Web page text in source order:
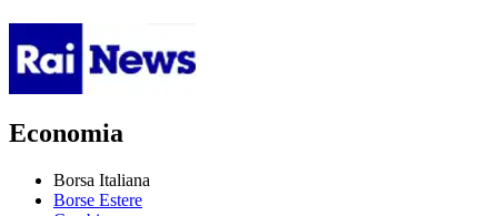
Economia
Borsa Italiana
Borse Estere